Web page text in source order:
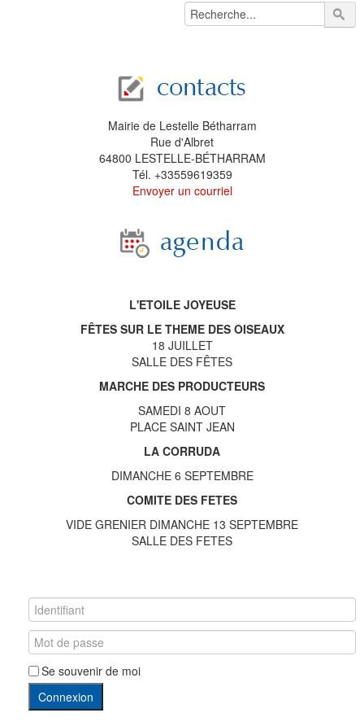
Mairie de Lestelle Bétharram
Rue d'Albret
64800 LESTELLE-BÉTHARRAM
Tél. +33559619359
Envoyer un courriel
L'ETOILE JOYEUSE
FÊTES SUR LE THEME DES OISEAUX
18 JUILLET
SALLE DES FÊTES
MARCHE DES PRODUCTEURS
SAMEDI 8 AOUT
PLACE SAINT JEAN
LA CORRUDA
DIMANCHE 6 SEPTEMBRE
COMITE DES FETES
VIDE GRENIER DIMANCHE 13 SEPTEMBRE
SALLE DES FETES
Se souvenir de moi
Connexion